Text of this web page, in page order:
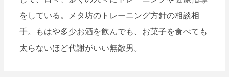
をしている。メタ坊のトレーニング方針の相談相
手。もはや多少お酒を飲んでも、お菓子を食べても
太らないほど代謝がいい無敵男。